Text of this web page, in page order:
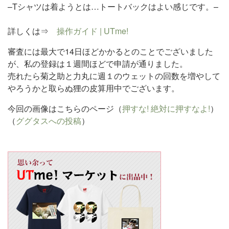
–Tシャツは着ようとは…トートバックはよい感じです。–
詳しくは⇒ 操作ガイド | UTme!
審査には最大で14日ほどかかるとのことでございました
が、私の登録は１週間ほどで申請が通りました。
売れたら菊之助と力丸に週１のウェットの回数を増やして
やろうかと取らぬ狸の皮算用中でございます。
今回の画像はこちらのページ（押すな! 絶対に押すなよ!）
（ググタスへの投稿）